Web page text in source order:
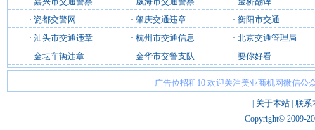
· 瓷都交警网 · 肇庆交通违章 · 衡阳市交通
· 汕头市交通违章 · 杭州市交通信息 · 北京交通管理局
· 金坛车辆违章 · 金华市交警支队 · 要你好看
广告位招租10 欢迎关注美业商机网微信公
关于本站 联系
Copyright© 2009-